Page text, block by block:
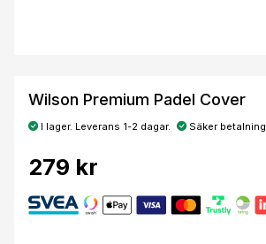
Wilson Premium Padel Cover
I lager. Leverans 1-2 dagar. Säker betalning
279 kr